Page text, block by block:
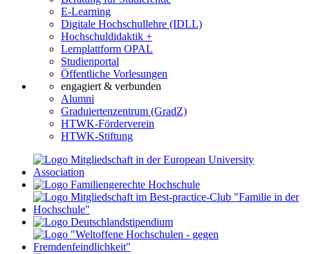
E-Learning
Digitale Hochschullehre (IDLL)
Hochschuldidaktik +
Lernplattform OPAL
Studienportal
Öffentliche Vorlesungen
engagiert & verbunden
Alumni
Graduiertenzentrum (GradZ)
HTWK-Förderverein
HTWK-Stiftung